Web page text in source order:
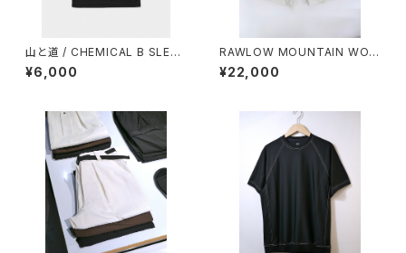
山と道 / CHEMICAL B SLEEV
ELESS（MEN）
¥6,000
RAWLOW MOUNTAIN WOR
KS / HIKER GURKHA PANTS
¥22,000